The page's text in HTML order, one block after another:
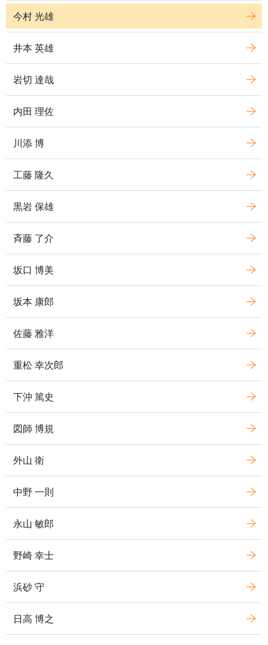
今村 光雄
井本 英雄
岩切 達哉
内田 理佐
川添 博
工藤 隆久
黒岩 保雄
斉藤 了介
坂口 博美
坂本 康郎
佐藤 雅洋
重松 幸次郎
下沖 篤史
図師 博規
外山 衛
中野 一則
永山 敏郎
野崎 幸士
浜砂 守
日高 博之